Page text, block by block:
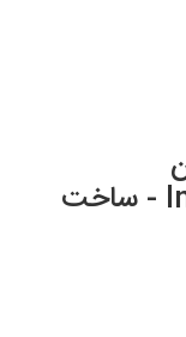
اینتراکالفرول Intra Calferol - ساخت